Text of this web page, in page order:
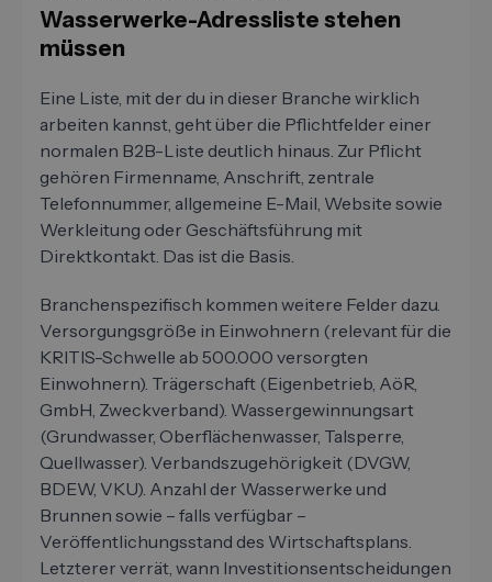
Wasserwerke-Adressliste stehen
müssen
Eine Liste, mit der du in dieser Branche wirklich
arbeiten kannst, geht über die Pflichtfelder einer
normalen B2B-Liste deutlich hinaus. Zur Pflicht
gehören Firmenname, Anschrift, zentrale
Telefonnummer, allgemeine E-Mail, Website sowie
Werkleitung oder Geschäftsführung mit
Direktkontakt. Das ist die Basis.
Branchenspezifisch kommen weitere Felder dazu.
Versorgungsgröße in Einwohnern (relevant für die
KRITIS-Schwelle ab 500.000 versorgten
Einwohnern). Trägerschaft (Eigenbetrieb, AöR,
GmbH, Zweckverband). Wassergewinnungsart
(Grundwasser, Oberflächenwasser, Talsperre,
Quellwasser). Verbandszugehörigkeit (DVGW,
BDEW, VKU). Anzahl der Wasserwerke und
Brunnen sowie – falls verfügbar –
Veröffentlichungsstand des Wirtschaftsplans.
Letzterer verrät, wann Investitionsentscheidungen